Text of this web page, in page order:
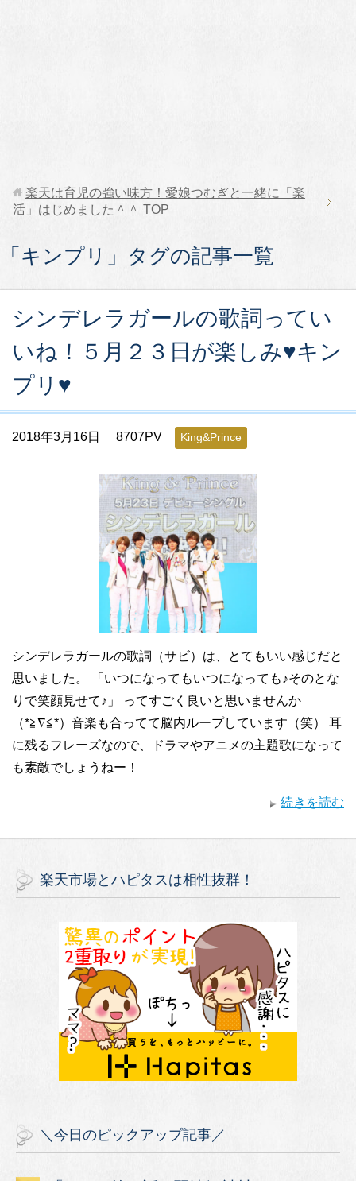
楽天は育児の強い味方！愛娘つむぎと一緒に「楽
活」はじめました＾＾ TOP
「キンプリ」タグの記事一覧
シンデレラガールの歌詞ってい
いね！５月２３日が楽しみ♥キン
プリ♥
2018年3月16日 8707PV King&Prince
シンデレラガールの歌詞（サビ）は、とてもいい感じだと
思いました。 「いつになってもいつになっても♪そのとな
りで笑顔見せて♪」 ってすごく良いと思いませんか
（*≧∇≦*）音楽も合ってて脳内ループしています（笑） 耳
に残るフレーズなので、ドラマやアニメの主題歌になって
も素敵でしょうねー！
続きを読む
楽天市場とハピタスは相性抜群！
＼今日のピックアップ記事／